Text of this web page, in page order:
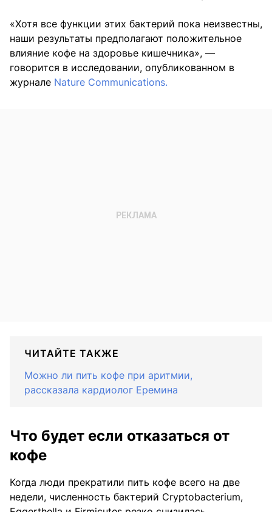
«Хотя все функции этих бактерий пока неизвестны,
наши результаты предполагают положительное
влияние кофе на здоровье кишечника», —
говорится в исследовании, опубликованном в
журнале Nature Communications.
ЧИТАЙТЕ ТАКЖЕ
Можно ли пить кофе при аритмии,
рассказала кардиолог Еремина
Что будет если отказаться от
кофе
Когда люди прекратили пить кофе всего на две
недели, численность бактерий Cryptobacterium,